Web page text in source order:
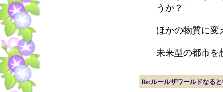
うか？
ほかの物質に変
未来型の都市を
Re:ルールザワールドなる